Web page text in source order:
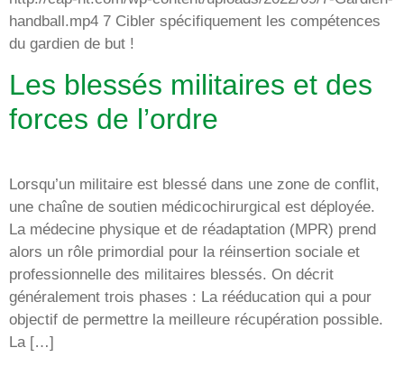
handball.mp4 7 Cibler spécifiquement les compétences
du gardien de but !
Les blessés militaires et des
forces de l’ordre
Lorsqu’un militaire est blessé dans une zone de conflit,
une chaîne de soutien médicochirurgical est déployée.
La médecine physique et de réadaptation (MPR) prend
alors un rôle primordial pour la réinsertion sociale et
professionnelle des militaires blessés. On décrit
généralement trois phases : La rééducation qui a pour
objectif de permettre la meilleure récupération possible.
La […]